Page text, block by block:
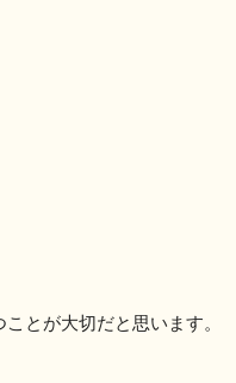
とが大切だと思います。